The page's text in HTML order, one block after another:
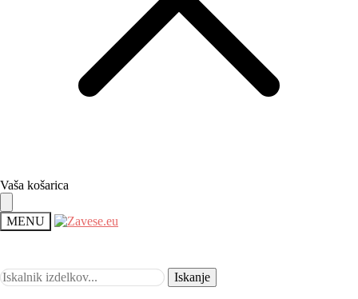
Vaša košarica
MENU
Iskanje
Iskanje